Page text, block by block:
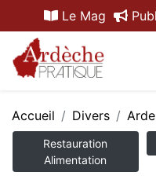
Le Mag
Accueil Divers
Restauration
Alimentation